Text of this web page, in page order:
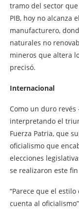
tramo del sector que
PIB, hoy no alcanza
manufacturero,
naturales no
mineros que altera
precisó.
Internacional
Como un duro revés
interpretando el
Fuerza Patria, que
oficialismo que
elecciones
se realizaron este
“Parece que el
cuenta al